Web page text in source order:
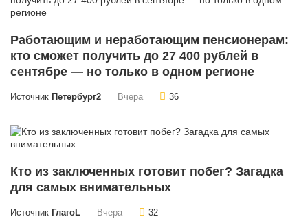
Работающим и неработающим пенсионерам:
кто сможет получить до 27 400 рублей в
сентябре — но только в одном регионе
Источник Петербург2 Вчера 36
Кто из заключенных готовит побег? Загадка
для самых внимательных
Источник ГлагоL Вчера 32